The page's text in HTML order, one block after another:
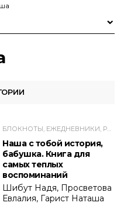
Наша с тобой история,
бабушка. Книга для
самых теплых
воспоминаний
Шибут Надя, Просветова
Евлалия, Гарист Наташа